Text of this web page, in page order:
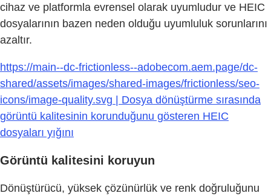
cihaz ve platformla evrensel olarak uyumludur ve HEIC
dosyalarının bazen neden olduğu uyumluluk sorunlarını
azaltır.
https://main--dc-frictionless--adobecom.aem.page/dc-
shared/assets/images/shared-images/frictionless/seo-
icons/image-quality.svg | Dosya dönüştürme sırasında
görüntü kalitesinin korunduğunu gösteren HEIC
dosyaları yığını
Görüntü kalitesini koruyun
Dönüştürücü, yüksek çözünürlük ve renk doğruluğunu